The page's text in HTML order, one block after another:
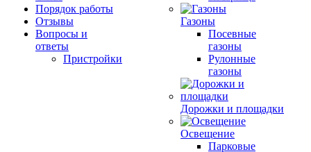
Порядок работы
Отзывы
Вопросы и
ответы
Пристройки
Газоны
Посевные
газоны
Рулонные
газоны
Дорожки и площадки
Освещение
Парковые